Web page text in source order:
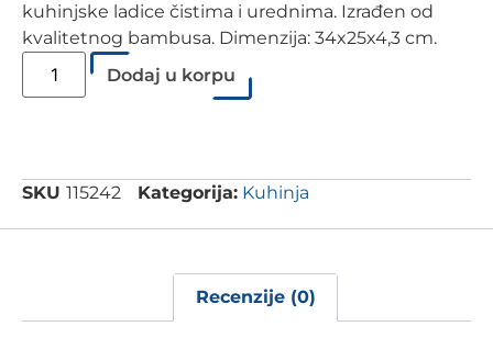
kuhinjske ladice čistima i urednima. Izrađen od
kvalitetnog bambusa. Dimenzija: 34x25x4,3 cm.
Dodaj u korpu
SKU 115242 Kategorija: Kuhinja
Recenzije (0)